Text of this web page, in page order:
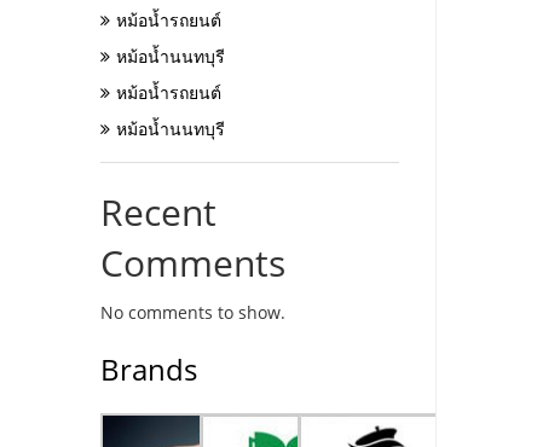
หม้อน้ำรถยนต์
หม้อน้ำนนทบุรี
หม้อน้ำรถยนต์
หม้อน้ำนนทบุรี
Recent
Comments
No comments to show.
Brands